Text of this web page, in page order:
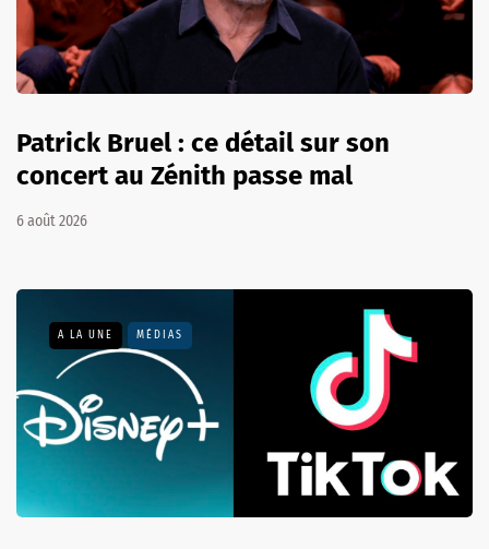
Patrick Bruel : ce détail sur son
concert au Zénith passe mal
6 août 2026
A LA UNE MÉDIAS